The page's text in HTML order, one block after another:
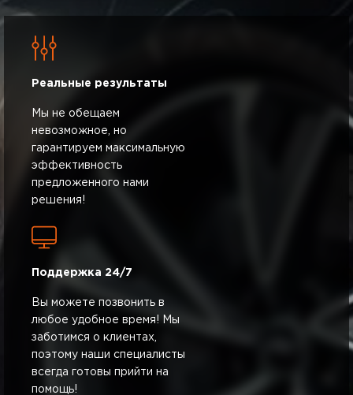
Реальные результаты
Мы не обещаем
невозможное, но
гарантируем максимальную
эффективность
предложенного нами
решения!
Поддержка 24/7
Вы можете позвонить в
любое удобное время! Мы
заботимся о клиентах,
поэтому наши специалисты
всегда готовы прийти на
помощь!